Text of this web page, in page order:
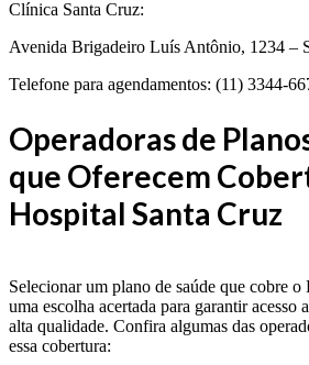
Clínica Santa Cruz:
Avenida Brigadeiro Luís Antônio, 1234 –
Telefone para agendamentos: (11) 3344-
Operadoras de
que Oferecem
Hospital Santa Cruz
Selecionar um plano de saúde que cobre
uma escolha acertada para garantir acesso
alta qualidade. Confira algumas das
essa cobertura: